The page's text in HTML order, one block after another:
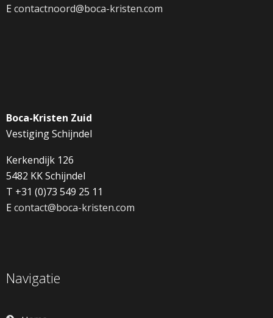
Econtactnoord@boca-kristen.com
Boca-Kristen Zuid
Vestiging Schijndel
Kerkendijk 126
5482 KK Schijndel
T +31 (0)73 549 25 11
Econtact@boca-kristen.com
Navigatie